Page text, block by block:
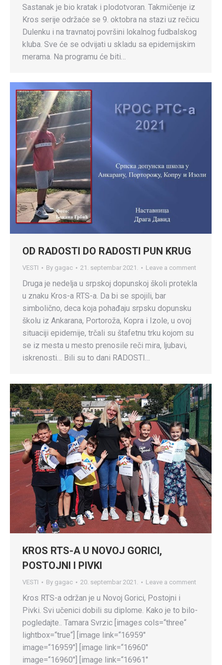
Sastanak je bio kratak i plodotvoran. Takmičenje iz
Kros serije održaće se 9. oktobra na stazi uz rečicu
Dulenku i na travnatoj površini lokalnog fudbalskog
kluba. Sve će se odvijati u skladu sa epidemijskim
merama. Na programu će biti…
OD RADOSTI DO RADOSTI PUN KRUG
VESTI By gagac 21. septembar 2021. Leave a comment
Druga je nedelja u srpskoj dopunskoj školi protekla
u znaku Kros-a RTS-a. Da bi se spojili, bar
simbolično, deca koja pohađaju srpsku dopunsku
školu iz Ankarana, Portoroža, Kopra i Izole, u ovoj
situaciji epidemije, trčali su štafetnu trku kojom su
se iz mesta u mesto prenosile reči mira, ljubavi,
iskrenosti… Bili su to dani RADOSTI…
KROS RTS-A U NOVOJ GORICI,
POSTOJNI I PIVKI
VESTI By gagac 20. septembar 2021. Leave a comment
Kros RTS-a održan je u Novoj Gorici, Postojni i
Pivki. Svi učenici dobili su diplome. Kako je to bilo-
pogledajte.. Tamara Svrzic [images cols=“three“
lightbox=“true“] [image link=“16959″
image=“16959″] [image link=“16960″
image=“16960″] [image link=“16961″